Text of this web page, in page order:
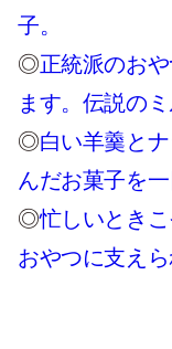
子。
◎正統派のお
ます。伝説の
◎白い羊羹と
んだお菓子を一
◎忙しいとき
おやつに支えら